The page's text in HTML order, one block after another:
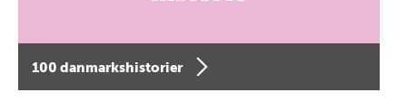
100 danmarkshistorier